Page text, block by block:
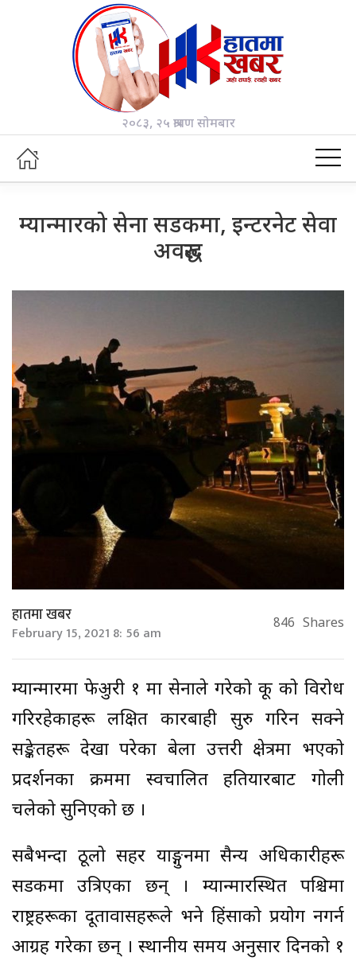
२०८३, २५ श्रावण सोमबार
म्यान्मारको सेना सडकमा, इन्टरनेट सेवा
अवरुद्ध
हातमा खबर
February 15, 2021 8: 56 am 846 Shares
म्यान्मारमा फेब्रुअरी १ मा सेनाले गरेको कू को विरोध
गरिरहेकाहरू लक्षित कारबाही सुरु गरिन सक्ने
सङ्केतहरू देखा परेका बेला उत्तरी क्षेत्रमा भएको
प्रदर्शनका क्रममा स्वचालित हतियारबाट गोली
चलेको सुनिएको छ ।
सबैभन्दा ठूलो सहर याङ्गुनमा सैन्य अधिकारीहरू
सडकमा उत्रिएका छन् । म्यान्मारस्थित पश्चिमा
राष्ट्रहरूका दूतावासहरूले भने हिंसाको प्रयोग नगर्न
आग्रह गरेका छन् । स्थानीय समय अनुसार दिनको १